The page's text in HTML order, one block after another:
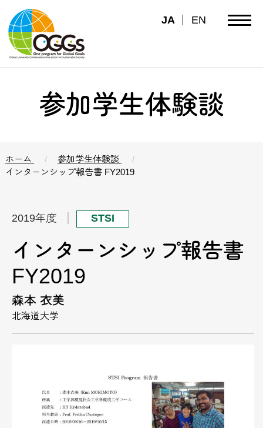
JA EN
参加学生体験談
ホーム
参加学生体験談
インターンシップ報告書 FY2019
2019年度 STSI
インターンシップ報告書
FY2019
森本 衣美
北海道大学